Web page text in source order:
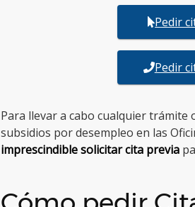
Pedir
Pedir
Para llevar a cabo cualquier
subsidios por desempleo en las
imprescindible solicitar cita previa